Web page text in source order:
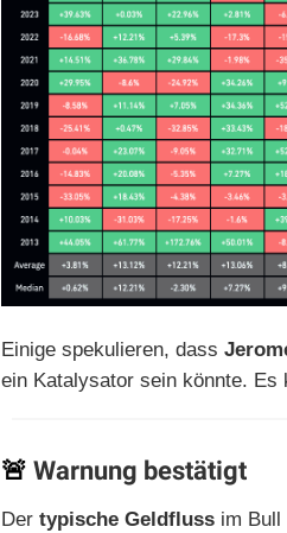
Einige spekulieren, dass
ein Katalysator sein könnte. Es
🚨 Warnung bestätigt
Der typische Geldfluss im Bull